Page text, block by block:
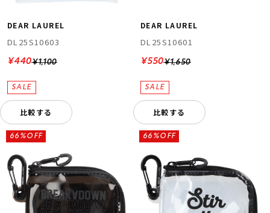
DEAR LAUREL
DL25S10603
¥1,100
¥440
比較する
DEAR LAUREL
DL25S10601
¥1,650
¥550
比較する
66%OFF 66%OFF